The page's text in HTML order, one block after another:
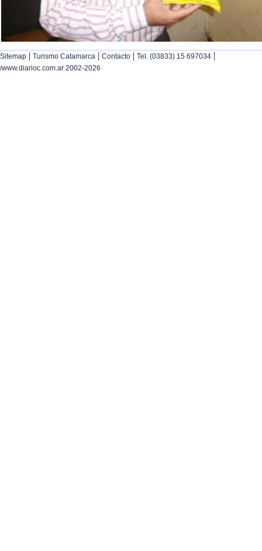
Sitemap | Turismo Catamarca | Contacto | Tel. (03833) 15 697034 |
/www.diarioc.com.ar 2002-2026